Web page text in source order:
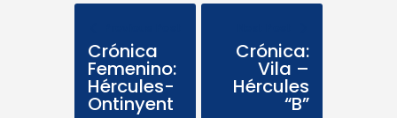
Crónica
Femenino:
Hércules-
Ontinyent
Crónica:
Vila –
Hércules
“B”